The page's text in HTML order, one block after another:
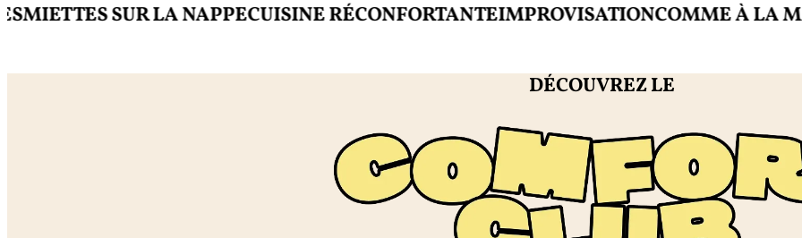
SUR LA NAPPECUISINE RÉCONFORTANTEIMPROVISATIONCOMME À LA
DÉCOUVREZ LE